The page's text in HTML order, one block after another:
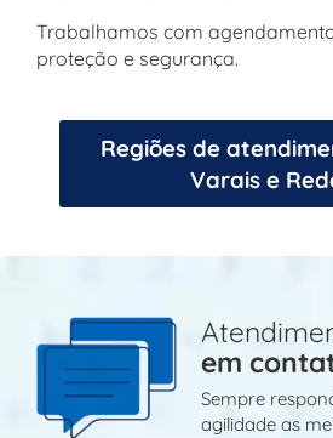
Trabalhamos com
proteção e segurança.
Regiões de
Varais e
em
Sempre
agilidade as